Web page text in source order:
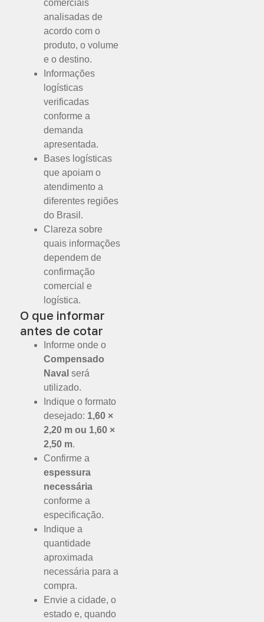
comerciais
analisadas de
acordo com o
produto, o volume
e o destino.
Informações
logísticas
verificadas
conforme a
demanda
apresentada.
Bases logísticas
que apoiam o
atendimento a
diferentes regiões
do Brasil.
Clareza sobre
quais informações
dependem de
confirmação
comercial e
logística.
O que informar
antes de cotar
Informe onde o
Compensado
Naval será
utilizado.
Indique o formato
desejado: 1,60 ×
2,20 m ou 1,60 ×
2,50 m.
Confirme a
espessura
necessária
conforme a
especificação.
Indique a
quantidade
aproximada
necessária para a
compra.
Envie a cidade, o
estado e, quando